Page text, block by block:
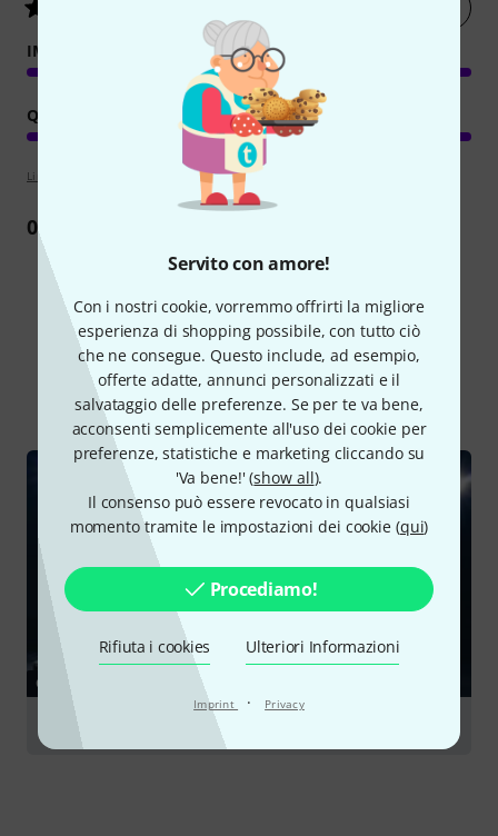
Servito con amore!
Con i nostri cookie, vorremmo offrirti la migliore
esperienza di shopping possibile, con tutto ciò
che ne consegue. Questo include, ad esempio,
offerte adatte, annunci personalizzati e il
salvataggio delle preferenze. Se per te va bene,
acconsenti semplicemente all'uso dei cookie per
preferenze, statistiche e marketing cliccando su
'Va bene!' (show all).
Il consenso può essere revocato in qualsiasi
momento tramite le impostazioni dei cookie (qui)
Procediamo!
Rifiuta i cookies Ulteriori Informazioni
Imprint · Privacy
IMMAGINE/SUONO
QUALITÀ
Linee guida per la valutazione
0Recensione
Lo sapevi?
Tutti Guide online
GUIDE